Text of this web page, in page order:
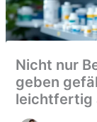
Nicht nur
geben
leichtfertig